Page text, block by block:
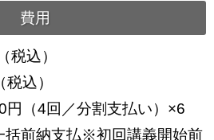
費用
税込）
税込）
円（4回／分割支払い）×6
括前納支払※初回講義開始前